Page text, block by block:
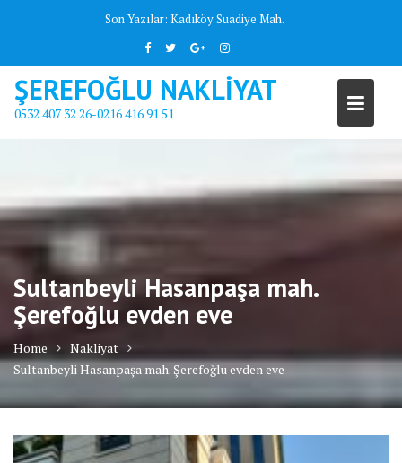
Son Yazılar: Kadıköy Suadiye Mah.
ŞEREFOĞLU NAKLİYAT
0532 407 32 26-0216 416 91 51
Sultanbeyli Hasanpaşa mah.
Şerefoğlu evden eve
Home
Nakliyat
Sultanbeyli Hasanpaşa mah. Şerefoğlu evden eve